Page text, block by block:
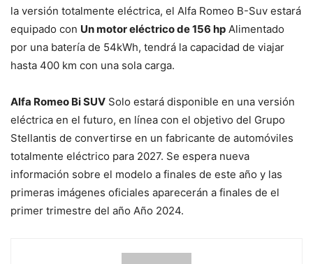
la versión totalmente eléctrica, el Alfa Romeo B-Suv estará
equipado con Un motor eléctrico de 156 hp Alimentado
por una batería de 54kWh, tendrá la capacidad de viajar
hasta 400 km con una sola carga.
Alfa Romeo Bi SUV Solo estará disponible en una versión
eléctrica en el futuro, en línea con el objetivo del Grupo
Stellantis de convertirse en un fabricante de automóviles
totalmente eléctrico para 2027. Se espera nueva
información sobre el modelo a finales de este año y las
primeras imágenes oficiales aparecerán a finales de el
primer trimestre del año Año 2024.